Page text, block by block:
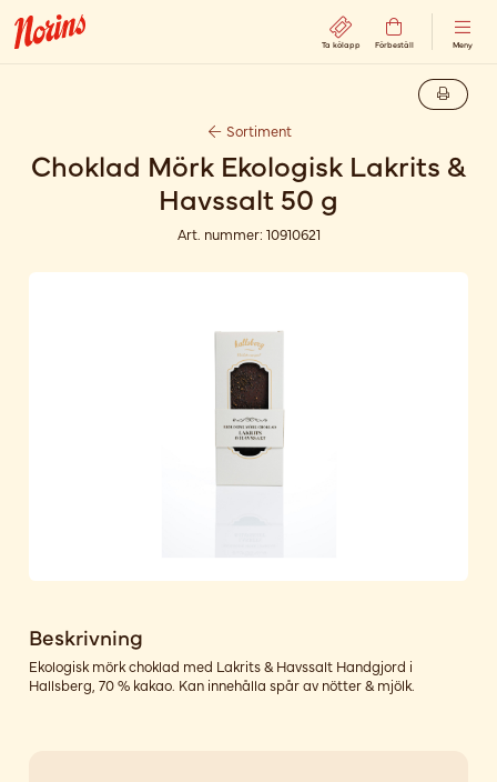
Ta kölapp Förbeställ Meny
Sortiment
Choklad Mörk Ekologisk Lakrits &
Havssalt 50 g
Art. nummer: 10910621
Beskrivning
Ekologisk mörk choklad med Lakrits & Havssalt Handgjord i
Hallsberg, 70 % kakao. Kan innehålla spår av nötter & mjölk.